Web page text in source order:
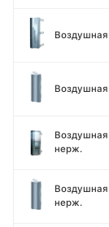
нерж.
нерж.